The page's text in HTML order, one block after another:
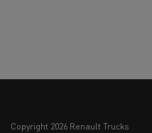
copyright 2026 Renault Trucks